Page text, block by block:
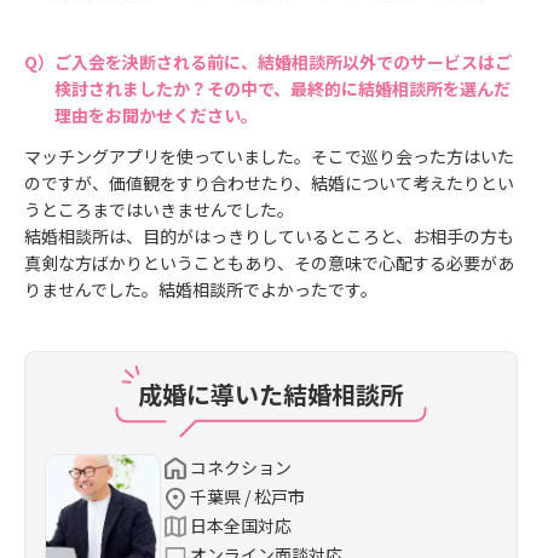
ご入会を決断される前に、結婚相談所以外でのサービスはご
検討されましたか？その中で、最終的に結婚相談所を選んだ
理由をお聞かせください。
マッチングアプリを使っていました。そこで巡り会った方はいた
のですが、価値観をすり合わせたり、結婚について考えたりとい
うところまではいきませんでした。
結婚相談所は、目的がはっきりしているところと、お相手の方も
真剣な方ばかりということもあり、その意味で心配する必要があ
りませんでした。結婚相談所でよかったです。
成婚に導いた結婚相談所
コネクション
千葉県 / 松戸市
日本全国対応